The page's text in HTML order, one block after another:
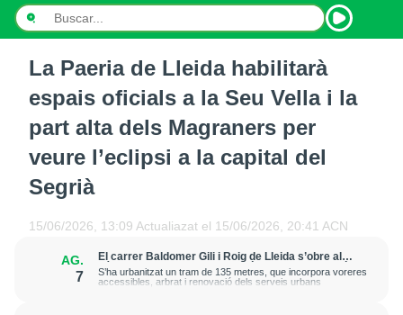
NOTÍCIES
PODCASTS
ESPORTS
CONTACTE
La Paeria de Lleida habilitarà
espais oficials a la Seu Vella i la
part alta dels Magraners per
veure l’eclipsi a la capital del
Segrià
15/06/2026, 13:09 Actualiazat el 15/06/2026, 20:41 ACN
AG.
7
El carrer Baldomer Gili i Roig de Lleida s’obre al
trànsit per millorar la connexió entre Ciutat Jardí i
l’entorn de Rovira Roure
S’ha urbanitzat un tram de 135 metres, que incorpora voreres
accessibles, arbrat i renovació dels serveis urbans